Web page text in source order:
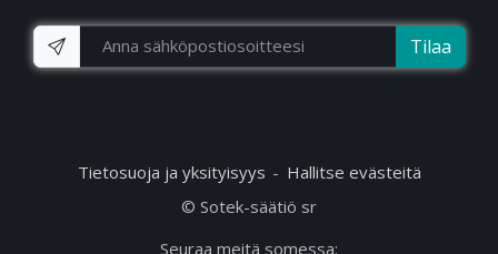
Tilaa
Tietosuoja ja yksityisyys
Hallitse evästeitä
© Sotek-säätiö sr
Seuraa meitä somessa: